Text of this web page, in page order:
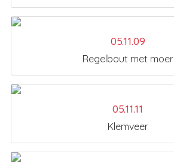
05.11.09
Regelbout met moer
05.11.11
Klemveer